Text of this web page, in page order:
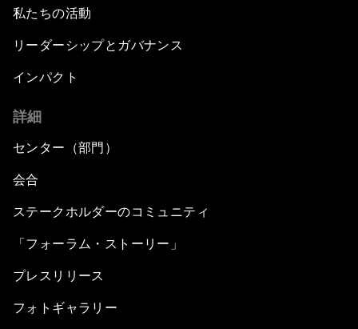
私たちの活動
リーダーシップとガバナンス
インパクト
詳細
センター（部門）
会合
ステークホルダーのコミュニティ
「フォーラム・ストーリー」
プレスリリース
フォトギャラリー